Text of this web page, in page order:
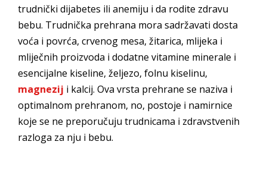
trudnički dijabetes ili anemiju i da rodite zdravu
bebu. Trudnička prehrana mora sadržavati dosta
voća i povrća, crvenog mesa, žitarica, mlijeka i
mliječnih proizvoda i dodatne vitamine minerale i
esencijalne kiseline, željezo, folnu kiselinu,
magnezij i kalcij. Ova vrsta prehrane se naziva i
optimalnom prehranom, no, postoje i namirnice
koje se ne preporučuju trudnicama i zdravstvenih
razloga za nju i bebu.